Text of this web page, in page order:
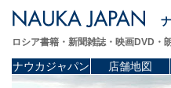
ロシア書籍・新聞雑誌・映画DVD
ナウカジャパン 店舗地図